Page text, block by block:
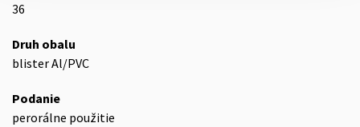
36
Druh obalu
blister Al/PVC
Podanie
perorálne použitie